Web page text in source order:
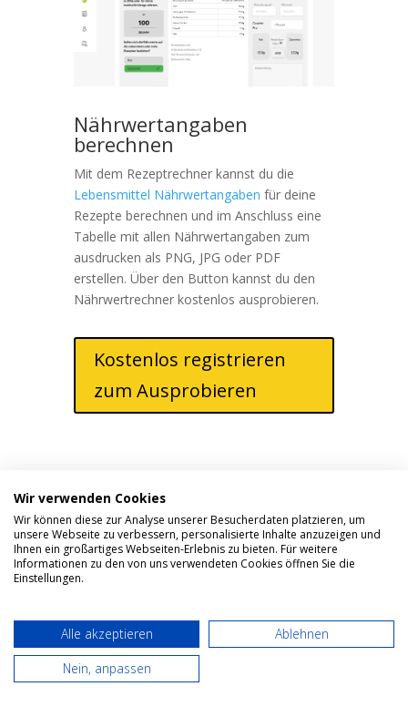
Nährwertangaben
berechnen
Mit dem Rezeptrechner kannst du die
Lebensmittel Nährwertangaben für deine
Rezepte berechnen und im Anschluss eine
Tabelle mit allen Nährwertangaben zum
ausdrucken als PNG, JPG oder PDF
erstellen. Über den Button kannst du den
Nährwertrechner kostenlos ausprobieren.
Kostenlos registrieren
zum Ausprobieren
ausdrucken erstellen
Um eine Tabelle mit Nährwertangaben zum
ausdrucken zu erstellen, nutzt man am
besten den Etiketten Generator. Damit kann
ausdrucken als PNG, JPG oder PDF
erstellen. Die Dateien kann man dann mit
einemEtikettendrucker
Wir verwenden Cookies
Wir können diese zur Analyse unserer Besucherdaten platzieren, um
unsere Webseite zu verbessern, personalisierte Inhalte anzuzeigen und
Ihnen ein großartiges Webseiten-Erlebnis zu bieten. Für weitere
Informationen zu den von uns verwendeten Cookies öffnen Sie die
Einstellungen.
Alle akzeptieren
Ablehnen
Nein, anpassen